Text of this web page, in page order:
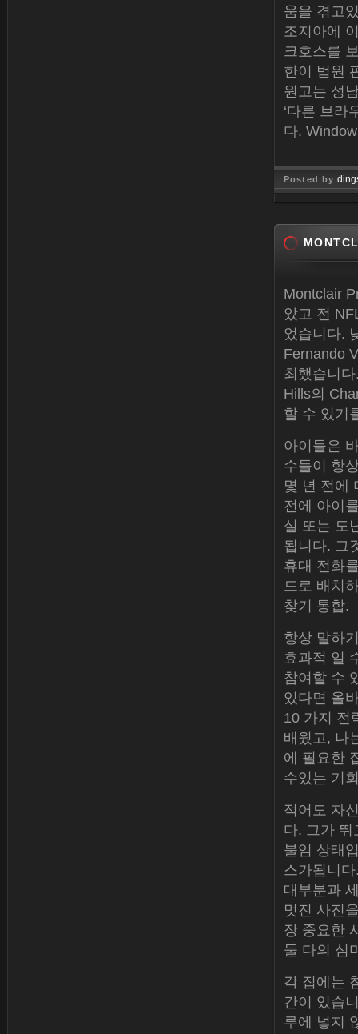
움을 겪고
조지아에
크호스를
한이 법원
원고는 성
‘다른 브라
다.
Posted by
Montclair
았고 전
었습니다.
Fernando
최했습니
Hills의
할 수 있기
아이들은
수들이 항
몇 년 전에
전에 아이
실 또는 도
됩니다. 그
휴대 전화
드로 배치
찾기 통합.
항상 말하
효과적 일
참여할 수
있다면 올
10 가지 전
배웠고, 나
에 필요한
수있는 기
적어도 자
다. 그가
불임 상태
스가됩니
대부분과
멋진 사진
장 중요한
둘 다의 심
각 집에는
간이 있습
루에 넣지